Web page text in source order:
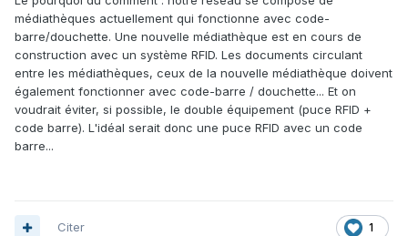
médiathèques actuellement qui fonctionne avec code-
barre/douchette. Une nouvelle médiathèque est en cours de
construction avec un système RFID. Les documents circulant
entre les médiathèques, ceux de la nouvelle médiathèque doivent
également fonctionner avec code-barre / douchette... Et on
voudrait éviter, si possible, le double équipement (puce RFID +
code barre). L'idéal serait donc une puce RFID avec un code
barre...
1
Citer